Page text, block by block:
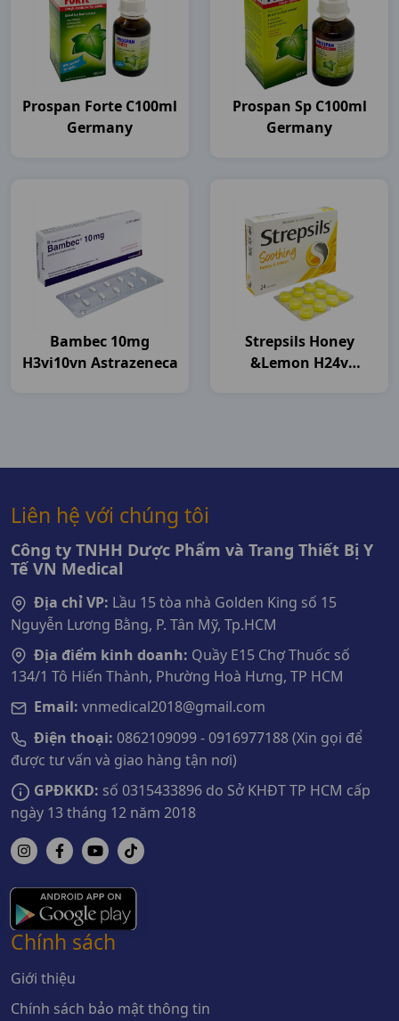
Prospan Forte C100ml
Germany
Prospan Sp C100ml
Germany
Bambec 10mg
H3vi10vn Astrazeneca
Strepsils Honey
&lemon H24v
Liên hệ với chúng tôi
Công ty TNHH Dược Phẩm và Trang Thiết Bị Y
Tế VN Medical
Địa chỉ VP: Lầu 15 tòa nhà Golden King số 15
Nguyễn Lương Bằng, P. Tân Mỹ, Tp.HCM
Địa điểm kinh doanh: Quầy E15 Chợ Thuốc số
134/1 Tô Hiến Thành, Phường Hoà Hưng, TP HCM
Email: vnmedical2018@gmail.com
Điện thoại: 0862109099 - 0916977188 (Xin gọi để
được tư vấn và giao hàng tận nơi)
GPĐKKD: số 0315433896 do Sở KHĐT TP HCM cấp
ngày 13 tháng 12 năm 2018
Chính sách
Giới thiệu
Chính sách bảo mật thông tin